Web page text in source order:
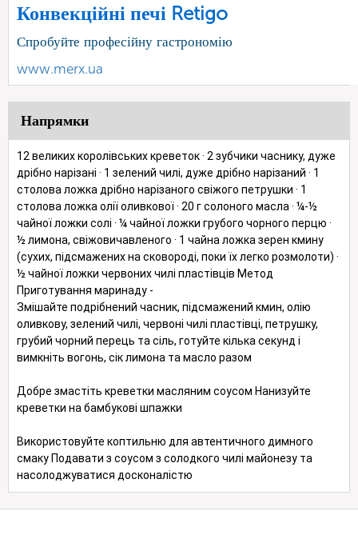
Конвекційні печі Retigo
Спробуйте професійну гастрономію
www.merx.ua
Напрямки
12 великих королівських креветок · 2 зубчики часнику, дуже
дрібно нарізані · 1 зелений чилі, дуже дрібно нарізаний · 1
столова ложка дрібно нарізаного свіжого петрушки · 1
столова ложка олії оливкової · 20 г солоного масла · ¼-½
чайної ложки солі · ¼ чайної ложки грубого чорного перцю ·
½ лимона, свіжовичавленого · 1 чайна ложка зерен кмину
(сухих, підсмажених на сковороді, поки їх легко розмолоти) ·
½ чайної ложки червоних чилі пластівців Метод
Приготування маринаду -
Змішайте подрібнений часник, підсмажений кмин, олію
оливкову, зелений чилі, червоні чилі пластівці, петрушку,
грубий чорний перець та сіль, готуйте кілька секунд і
вимкніть вогонь, сік лимона та масло разом
Добре змастіть креветки масляним соусом Нанизуйте
креветки на бамбукові шпажки
Використовуйте коптильню для автентичного димного
смаку Подавати з соусом з солодкого чилі майонезу та
насолоджуватися досконалістю